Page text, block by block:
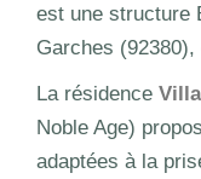
est une structure
Garches
La résidence
Noble Age)
adaptées à la